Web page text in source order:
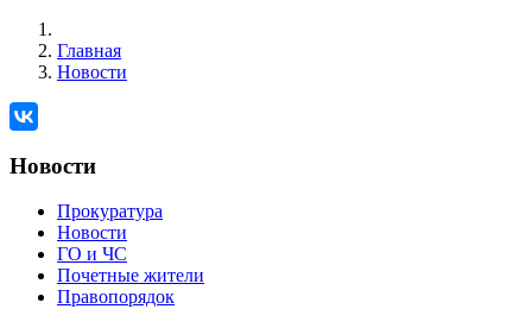
Главная
Новости
Новости
Прокуратура
Новости
ГО и ЧС
Почетные жители
Правопорядок